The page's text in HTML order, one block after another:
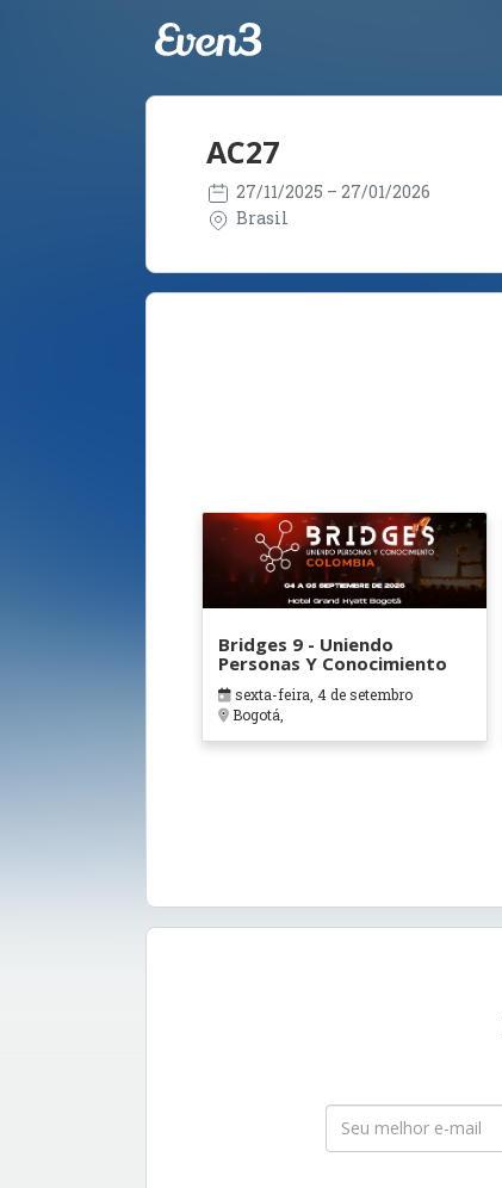
AC27
27/11/2025 – 27/01/2026
Brasil
Bridges 9 - Uniendo
Personas Y Conocimiento
sexta-feira, 4 de setembro
Bogotá,